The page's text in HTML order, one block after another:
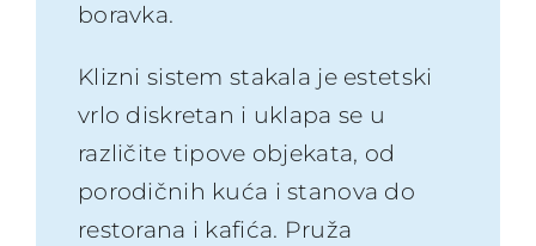
boravka.
Klizni sistem stakala je estetski
vrlo diskretan i uklapa se u
različite tipove objekata, od
porodičnih kuća i stanova do
restorana i kafića. Pruža